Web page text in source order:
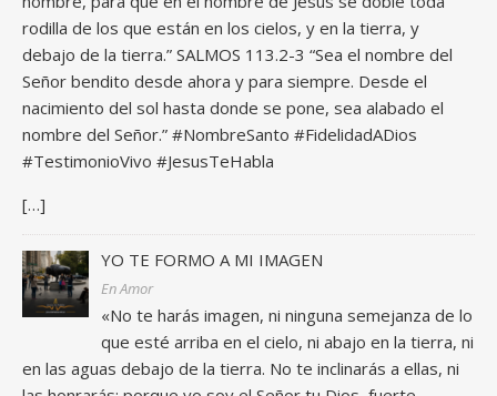
rodilla de los que están en los cielos, y en la tierra, y
debajo de la tierra.” SALMOS 113.2-3 “Sea el nombre del
Señor bendito desde ahora y para siempre. Desde el
nacimiento del sol hasta donde se pone, sea alabado el
nombre del Señor.” #NombreSanto #FidelidadADios
#TestimonioVivo #JesusTeHabla
[…]
YO TE FORMO A MI IMAGEN
En Amor
«No te harás imagen, ni ninguna semejanza de lo
que esté arriba en el cielo, ni abajo en la tierra, ni
en las aguas debajo de la tierra. No te inclinarás a ellas, ni